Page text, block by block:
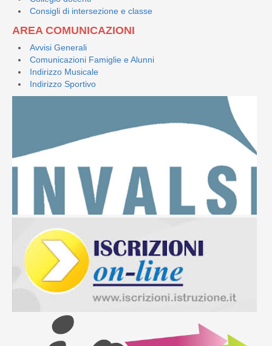
Consigli di intersezione e classe
AREA COMUNICAZIONI
Avvisi Generali
Comunicazioni Famiglie e Alunni
Indirizzo Musicale
Indirizzo Sportivo